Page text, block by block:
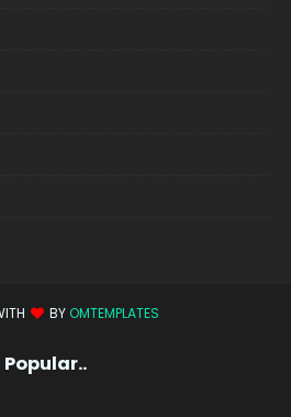
BY OMTEMPLATES
Popular..